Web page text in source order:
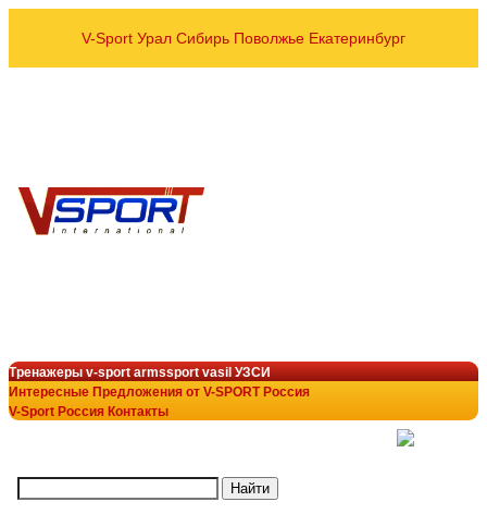
V-Sport Урал Сибирь Поволжье Екатеринбург
Тренажеры v-sport armssport vasil УЗСИ
Интересные Предложения от V-SPORT Россия
V-Sport Россия Контакты